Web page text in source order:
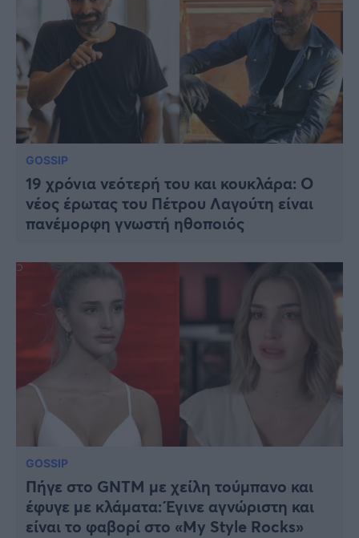
GOSSIP
19 χρόνια νεότερή του και κουκλάρα: Ο
νέος έρωτας του Πέτρου Λαγούτη είναι
πανέμορφη γνωστή ηθοποιός
GOSSIP
Πήγε στο GNTM με χείλη τούμπανο και
έφυγε με κλάματα: Έγινε αγνώριστη και
είναι το φαβορί στο «My Style Rocks»